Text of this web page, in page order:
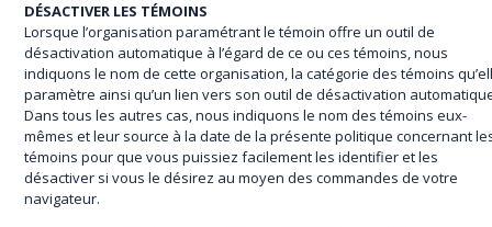
DÉSACTIVER LES TÉMOINS
Lorsque l’organisation paramétrant le témoin offre un outil de
désactivation automatique à l’égard de ce ou ces témoins, nous
indiquons le nom de cette organisation, la catégorie des témoins
paramètre ainsi qu’un lien vers son outil de désactivation
Dans tous les autres cas, nous indiquons le nom des témoins eux-
mêmes et leur source à la date de la présente politique concernant
témoins pour que vous puissiez facilement les identifier et les
désactiver si vous le désirez au moyen des commandes de votre
navigateur.